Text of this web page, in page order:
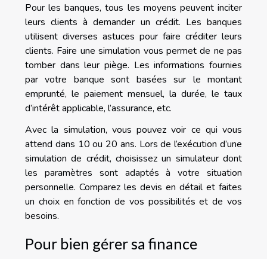
Pour les banques, tous les moyens peuvent inciter
leurs clients à demander un crédit. Les banques
utilisent diverses astuces pour faire créditer leurs
clients. Faire une simulation vous permet de ne pas
tomber dans leur piège. Les informations fournies
par votre banque sont basées sur le montant
emprunté, le paiement mensuel, la durée, le taux
d’intérêt applicable, l’assurance, etc.
Avec la simulation, vous pouvez voir ce qui vous
attend dans 10 ou 20 ans. Lors de l’exécution d’une
simulation de crédit, choisissez un simulateur dont
les paramètres sont adaptés à votre situation
personnelle. Comparez les devis en détail et faites
un choix en fonction de vos possibilités et de vos
besoins.
Pour bien gérer sa finance